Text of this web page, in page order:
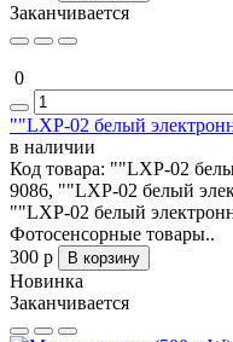
Заканчивается
0
""LXР-02 белый
в наличии
Код товара: ""LXР-02
9086, ""LXР-02 белый
""LXР-02 белый
Фотосенсорные товары..
300 р
В корзину
Новинка
Заканчивается